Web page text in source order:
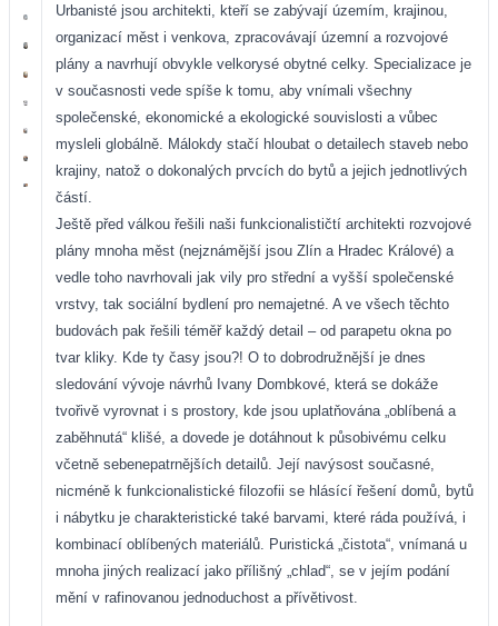
Urbanisté jsou architekti, kteří se zabývají územím, krajinou,
organizací měst i venkova, zpracovávají územní a rozvojové
plány a navrhují obvykle velkorysé obytné celky. Specializace je
v současnosti vede spíše k tomu, aby vnímali všechny
společenské, ekonomické a ekologické souvislosti a vůbec
mysleli globálně. Málokdy stačí hloubat o detailech staveb nebo
krajiny, natož o dokonalých prvcích do bytů a jejich jednotlivých
částí.
Ještě před válkou řešili naši funkcionalističtí architekti rozvojové
plány mnoha měst (nejznámější jsou Zlín a Hradec Králové) a
vedle toho navrhovali jak vily pro střední a vyšší společenské
vrstvy, tak sociální bydlení pro nemajetné. A ve všech těchto
budovách pak řešili téměř každý detail – od parapetu okna po
tvar kliky. Kde ty časy jsou?! O to dobrodružnější je dnes
sledování vývoje návrhů Ivany Dombkové, která se dokáže
tvořivě vyrovnat i s prostory, kde jsou uplatňována „oblíbená a
zaběhnutá“ klišé, a dovede je dotáhnout k působivému celku
včetně sebenepatrnějších detailů. Její navýsost současné,
nicméně k funkcionalistické filozofii se hlásící řešení domů, bytů
i nábytku je charakteristické také barvami, které ráda používá, i
kombinací oblíbených materiálů. Puristická „čistota“, vnímaná u
mnoha jiných realizací jako přílišný „chlad“, se v jejím podání
mění v rafinovanou jednoduchost a přívětivost.